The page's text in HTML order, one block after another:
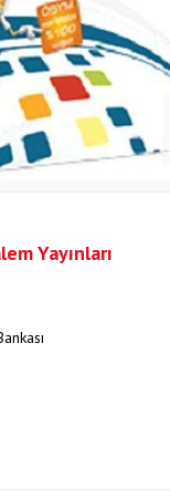
Yayınları